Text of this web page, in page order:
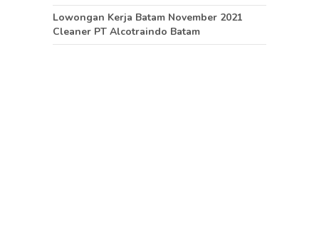
Lowongan Kerja Batam November 2021
Cleaner PT Alcotraindo Batam